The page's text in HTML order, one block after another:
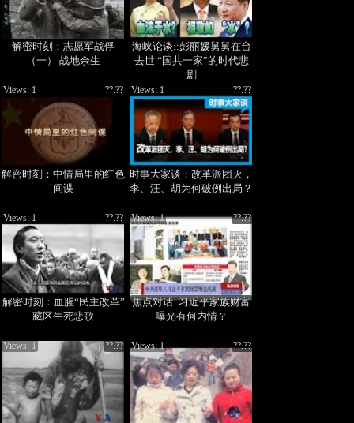
解密时刻：志愿军战俘
（一） 战地余生
海峡论谈::彭丽媛舅舅在台
去世 “国共一家”的时代悲
剧
解密时刻：中情局里的红色
间谍
??.??
Views: 1
时事大家谈：改革派团灭，
李、汪、胡为何破例出局？
??.??
Views: 1
解密时刻：血腥“民主改革”
藏区生死悲歌
??.??
Views: 1
焦点对话: 习近平家族财富
曝光有何内情？
??.??
Views: 1
??.??
Views: 1 ??.??
Views: 1